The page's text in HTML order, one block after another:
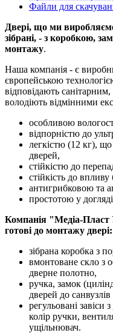
Файли для
Двері, що ми
зібрані, - з коробкою,
монтажу.
Наша компанія - є
європейською
відповідають
володіють відмінними
особливою
відпорністю до
легкістю (12 кг), що
дверей,
стійкістю до
стійкість до
антигрибковою та
простотою у
Компанія "Медіа-Пласт
готові до монтажу двері:
зібрана коробка з
вмонтоване скло з
дверне полотно,
ручка, замок
дверей до
регульовані завіси
колір ручки,
ущільнювач.